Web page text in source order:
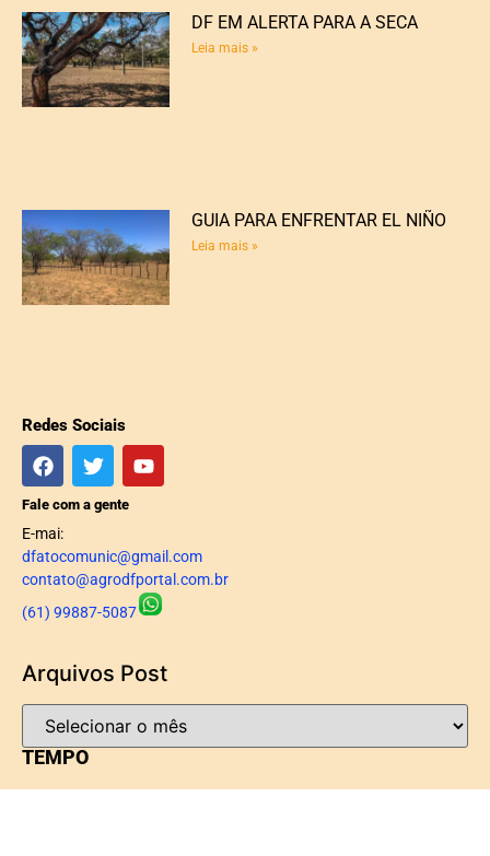
DF EM ALERTA PARA A SECA
Leia mais »
GUIA PARA ENFRENTAR EL NIÑO
Leia mais »
Redes Sociais
Fale com a gente
E-mai:
dfatocomunic@gmail.com
contato@agrodfportal.com.br
(61) 99887-5087
Arquivos Post
TEMPO